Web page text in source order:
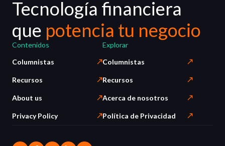
Tecnología financiera
que potencia tu negocio
Contenidos
Columnistas
Recursos
About us
Privacy Policy
Explorar
Columnistas
Recursos
Acerca de nosotros
Política de Privacidad